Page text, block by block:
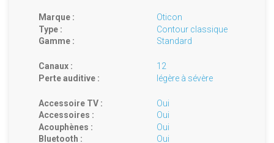
Marque :
Oticon
Type :
Contour classique
Gamme :
Standard
Canaux :
12
Perte auditive :
légère à sévère
Accessoire TV :
Oui
Accessoires :
Oui
Acouphènes :
Oui
Bluetooth :
Oui